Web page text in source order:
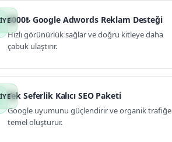
3000₺ Google Adwords Reklam Desteği
Hızlı görünürlük sağlar ve doğru kitleye daha
çabuk ulaştırır.
Tek Seferlik Kalıcı SEO Paketi
Google uyumunu güçlendirir ve organik trafiğe
temel oluşturur.